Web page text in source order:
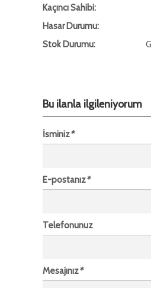
Kaçıncı Sahibi:
Hasar Durumu:
Stok Durumu:
Bu ilanla ilgileniyorum
İsminiz*
E-postanız*
Telefonunuz
Mesajınız*